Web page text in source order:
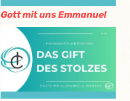
Gott mit uns Emmanuel